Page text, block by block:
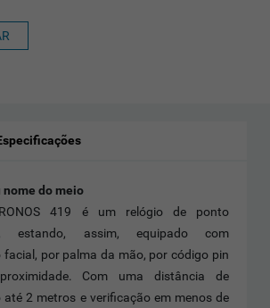
nome do meio
419 é um relógio de ponto
estando, assim, equipado com
facial, por palma da mão, por código pin
Com uma distância de
até 2 metros e verificação em menos de